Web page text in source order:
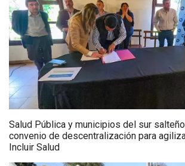
Salud Pública y municipios del sur
convenio de descentralización para
Incluir Salud